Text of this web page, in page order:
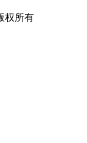
权所有